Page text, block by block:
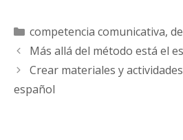
Categorías
competencia comunicativa,
Más allá del método está el
Crear materiales y
español